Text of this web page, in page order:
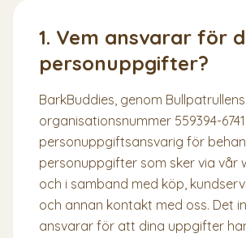
1. Vem ansvarar för
personuppgifter?
BarkBuddies, genom
organisationsnummer 559394-
personuppgiftsansvarig för
personuppgifter som sker via vår
och i samband med köp,
och annan kontakt med oss. Det
ansvarar för att dina uppgifter